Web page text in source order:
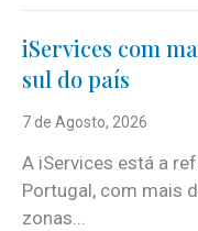
iServices com
sul do país
7 de Agosto, 2026
A iServices está a
Portugal, com mais
zonas...